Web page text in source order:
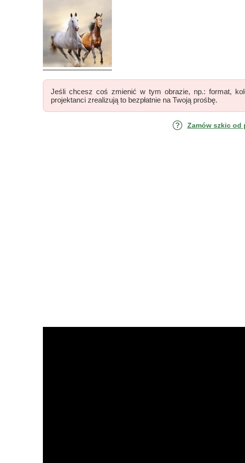
Jeśli chcesz coś zmienić w tym obrazie, np.: format,
projektanci zrealizują to bezpłatnie na Twoją prośbę.
Zamów szkic od